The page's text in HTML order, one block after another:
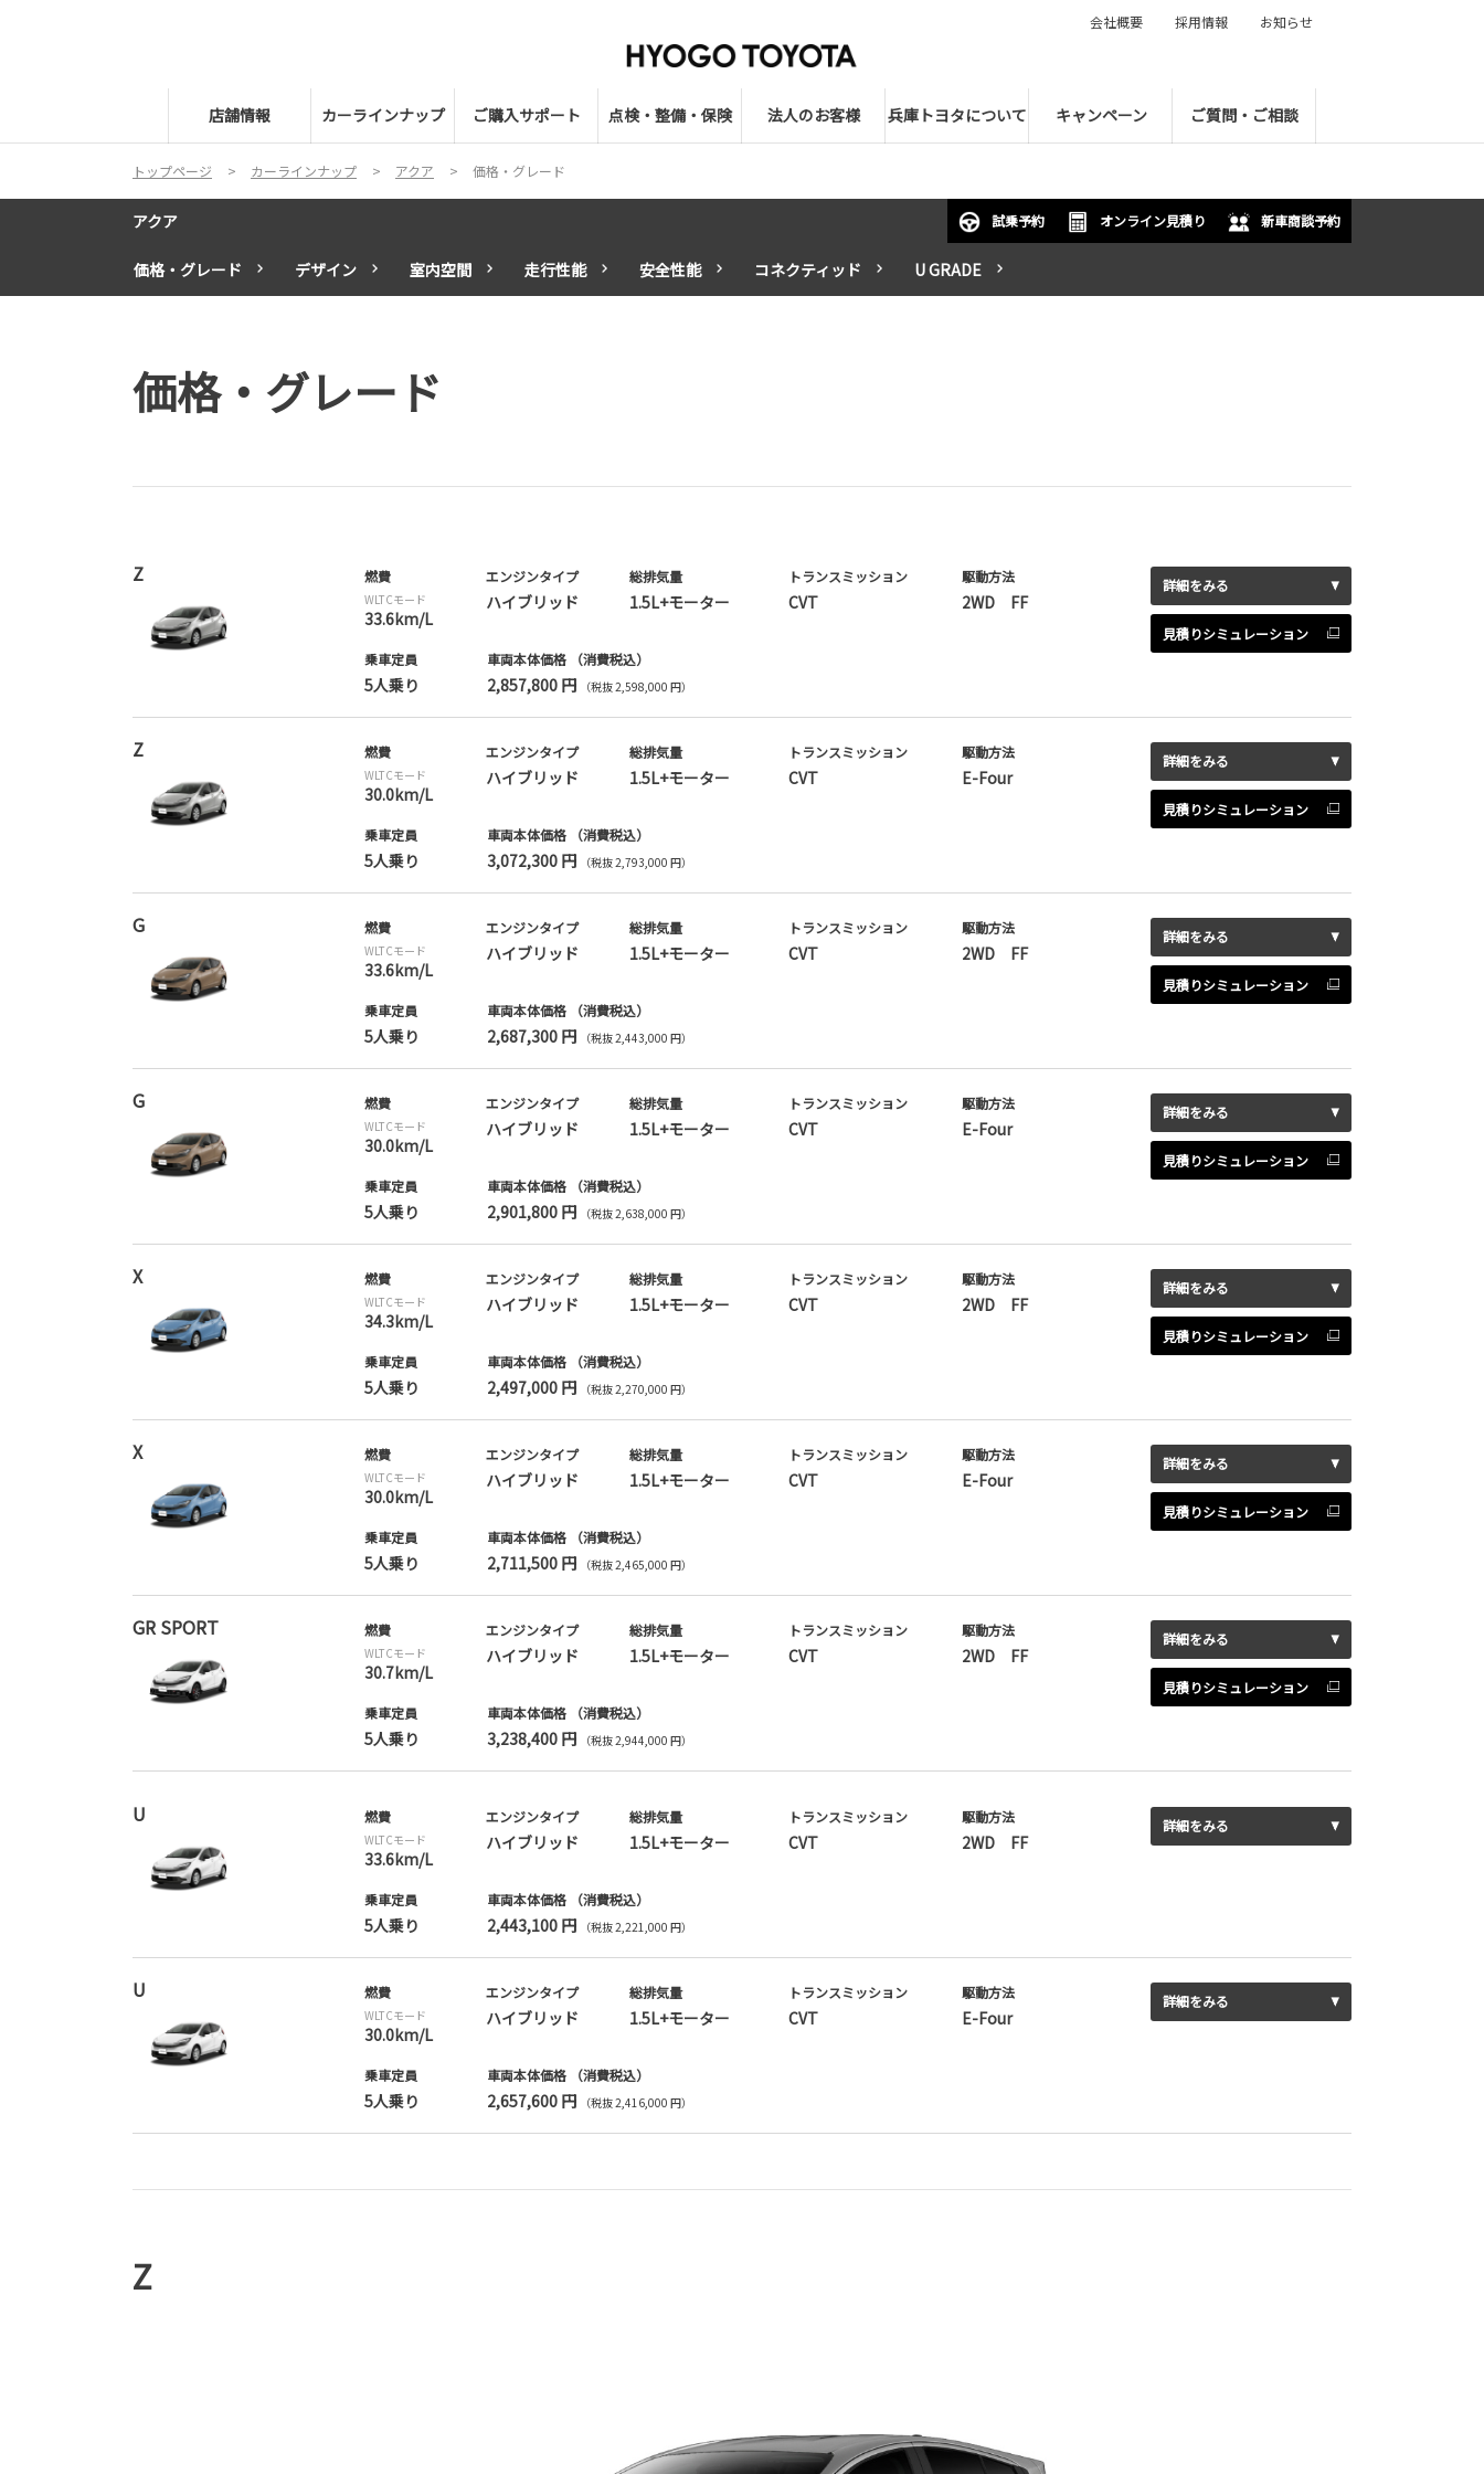
店舗情報 カーラインナップ ご購入サポート 点検・整備・保険 法人のお客様 兵庫トヨタについて キャンペーン ご質問・ご相談
会社概要 採用情報 お知らせ
トップページ カーラインナップ アクア 価格・グレード
アクア 試乗予約 オンライン見積り 新車商談予約
価格・グレード デザイン 室内空間 走行性能 安全性能 コネクティッド U GRADE
価格・グレード
Z 燃費
WLTCモード
33.6km/L
エンジンタイプ
ハイブリッド
総排気量
1.5L+モーター
トランスミッション
CVT
駆動方法
2WD FF
乗車定員
5人乗り
車両本体価格 （消費税込）
2,857,800 円 （税抜 2,598,000 円）
詳細をみる
見積りシミュレーション
Z 燃費
WLTCモード
30.0km/L
エンジンタイプ
ハイブリッド
総排気量
1.5L+モーター
トランスミッション
CVT
駆動方法
E-Four
乗車定員
5人乗り
車両本体価格 （消費税込）
3,072,300 円 （税抜 2,793,000 円）
詳細をみる
見積りシミュレーション
G 燃費
WLTCモード
33.6km/L
エンジンタイプ
ハイブリッド
総排気量
1.5L+モーター
トランスミッション
CVT
駆動方法
2WD FF
乗車定員
5人乗り
車両本体価格 （消費税込）
2,687,300 円 （税抜 2,443,000 円）
詳細をみる
見積りシミュレーション
G 燃費
WLTCモード
30.0km/L
エンジンタイプ
ハイブリッド
総排気量
1.5L+モーター
トランスミッション
CVT
駆動方法
E-Four
乗車定員
5人乗り
車両本体価格 （消費税込）
2,901,800 円 （税抜 2,638,000 円）
詳細をみる
見積りシミュレーション
X 燃費
WLTCモード
34.3km/L
エンジンタイプ
ハイブリッド
総排気量
1.5L+モーター
トランスミッション
CVT
駆動方法
2WD FF
乗車定員
5人乗り
車両本体価格 （消費税込）
2,497,000 円 （税抜 2,270,000 円）
詳細をみる
見積りシミュレーション
X 燃費
WLTCモード
30.0km/L
エンジンタイプ
ハイブリッド
総排気量
1.5L+モーター
トランスミッション
CVT
駆動方法
E-Four
乗車定員
5人乗り
車両本体価格 （消費税込）
2,711,500 円 （税抜 2,465,000 円）
詳細をみる
見積りシミュレーション
GR SPORT 燃費
WLTCモード
30.7km/L
エンジンタイプ
ハイブリッド
総排気量
1.5L+モーター
トランスミッション
CVT
駆動方法
2WD FF
乗車定員
5人乗り
車両本体価格 （消費税込）
3,238,400 円 （税抜 2,944,000 円）
詳細をみる
見積りシミュレーション
U 燃費
WLTCモード
33.6km/L
エンジンタイプ
ハイブリッド
総排気量
1.5L+モーター
トランスミッション
CVT
駆動方法
2WD FF
乗車定員
5人乗り
車両本体価格 （消費税込）
2,443,100 円 （税抜 2,221,000 円）
詳細をみる
U 燃費
WLTCモード
30.0km/L
エンジンタイプ
ハイブリッド
総排気量
1.5L+モーター
トランスミッション
CVT
駆動方法
E-Four
乗車定員
5人乗り
車両本体価格 （消費税込）
2,657,600 円 （税抜 2,416,000 円）
詳細をみる
Z